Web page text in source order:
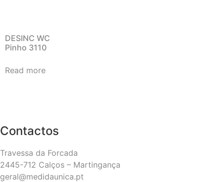
DESINC WC
Pinho 3110
Read more
Contactos
Travessa da Forcada
2445-712 Calços – Martingança
geral@medidaunica.pt